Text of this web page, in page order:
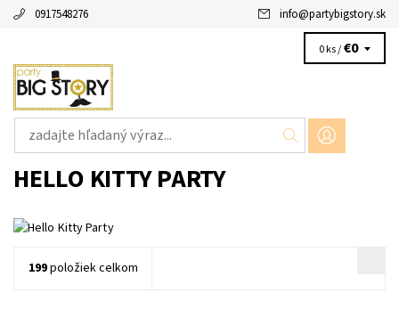
0917548276 info@partybigstory.sk
0 ks /€0
HELLO KITTY PARTY
199položiek celkom